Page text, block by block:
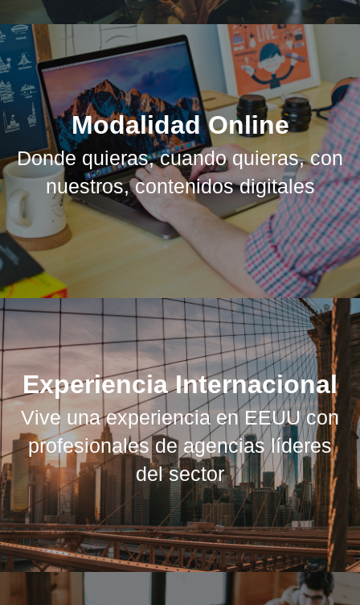
Modalidad Online
Donde quieras, cuando quieras, con
nuestros, contenidos digitales
Experiencia Internacional
Vive una experiencia en EEUU con
profesionales de agencias líderes
del sector